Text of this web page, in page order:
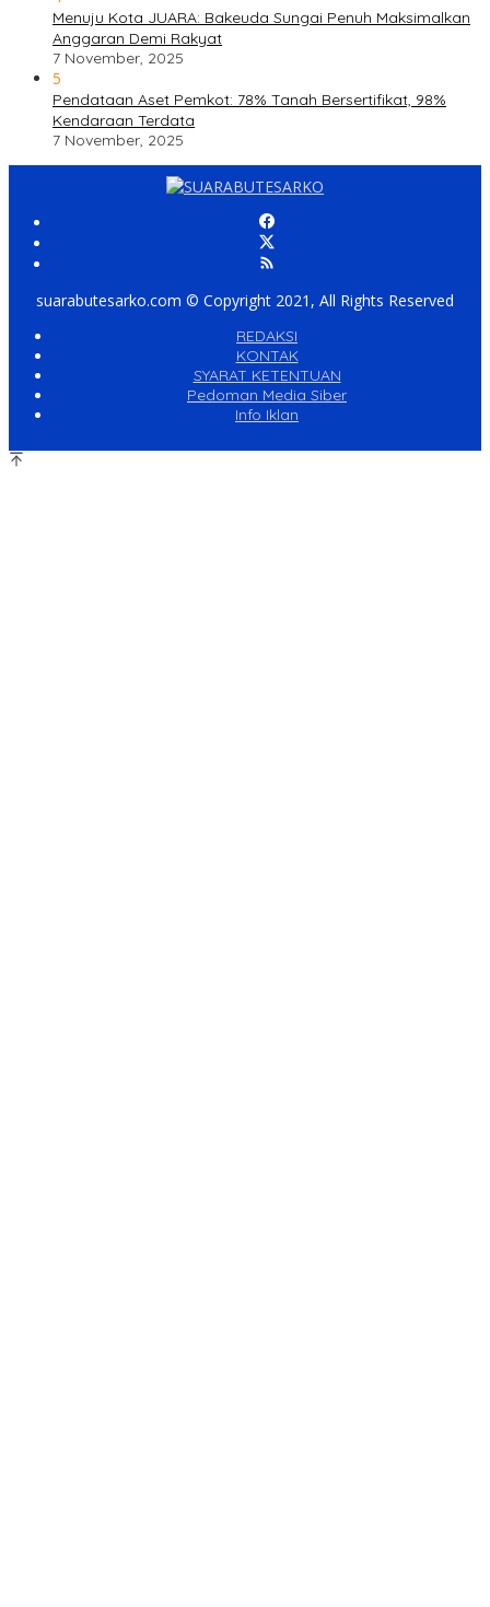
Menuju Kota JUARA: Bakeuda Sungai Penuh Maksimalkan
Anggaran Demi Rakyat
7 November, 2025
5
Pendataan Aset Pemkot: 78% Tanah Bersertifikat, 98%
Kendaraan Terdata
7 November, 2025
suarabutesarko.com © Copyright 2021, All Rights Reserved
REDAKSI
KONTAK
SYARAT KETENTUAN
Pedoman Media Siber
Info Iklan